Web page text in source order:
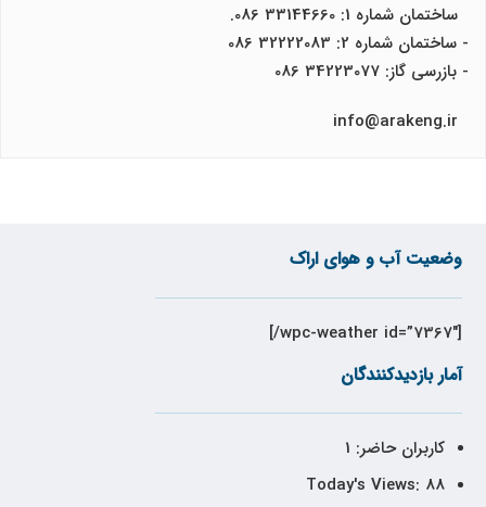
ساختمان شماره 1: 33144660 086.
- ساختمان شماره 2: 32222083 086
- بازرسی گاز: 34223077 086
وضعیت آب و هوای اراک
[wpc-weather id=”7367″/]
آمار بازدیدکنندگان
کاربران حاضر: 1
Today's Views: 88